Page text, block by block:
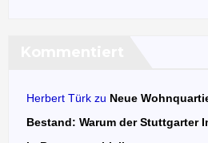
Herbert Türk zu Neue
Bestand: Warum der Stuttgarter